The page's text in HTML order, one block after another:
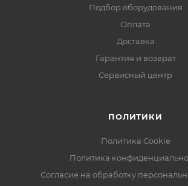
Подбор оборудования
Оплата
Доставка
Гарантия и возврат
Сервисный центр
ПОЛИТИКИ
Политика Cookie
Политика
Согласие на обработку